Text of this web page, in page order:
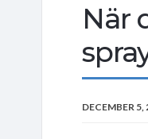
När
DECEMBER 5,